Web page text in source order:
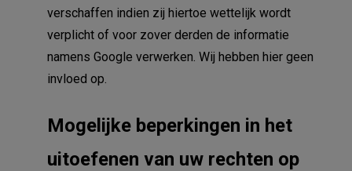
verschaffen indien zij hiertoe wettelijk wordt
verplicht of voor zover derden de informatie
namens Google verwerken. Wij hebben hier geen
invloed op.
Mogelijke beperkingen in het
uitoefenen van uw rechten op